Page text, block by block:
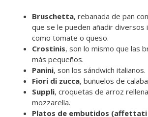
Bruschetta, rebanada de pan
que se le pueden añadir diversos
como tomate o queso.
Crostinis, son lo mismo que las
más pequeños.
Panini, son los sándwich italianos.
Fiori di zucca, buñuelos de
Suppli, croquetas de arroz
mozzarella.
Platos de embutidos